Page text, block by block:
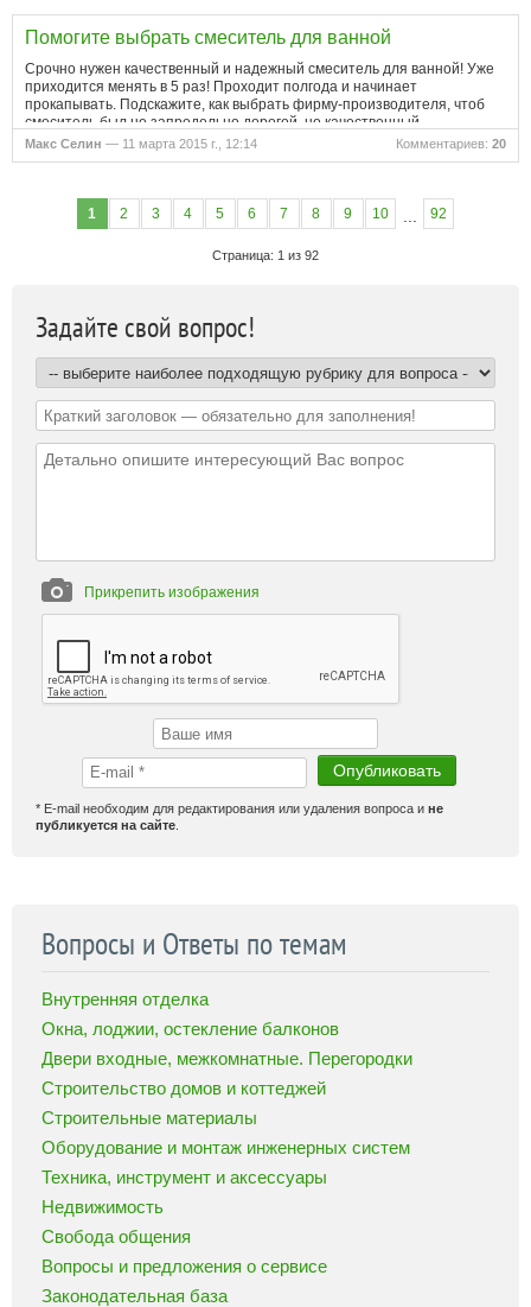
Помогите выбрать смеситель для ванной
Срочно нужен качественный и надежный смеситель для ванной! Уже
приходится менять в 5 раз! Проходит полгода и начинает
прокапывать. Подскажите, как выбрать фирму-производителя, чтоб
смеситель был не запредельно дорогой, но качественный.
Макс Селин — 11 марта 2015 г., 12:14 Комментариев: 20
1 2 3 4 5 6 7 8 9 10 92
Страница: 1 из 92
Задайте свой вопрос!
Прикрепить изображения
* E-mail необходим для редактирования или удаления вопроса и не
публикуется на сайте
Вопросы и Ответы по темам
Внутренняя отделка
Окна, лоджии, остекление балконов
Двери входные, межкомнатные. Перегородки
Строительство домов и коттеджей
Строительные материалы
Оборудование и монтаж инженерных систем
Техника, инструмент и аксессуары
Недвижимость
Свобода общения
Вопросы и предложения о сервисе
Законодательная база